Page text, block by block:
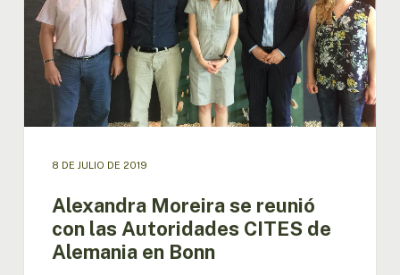
CITES
Alemania
Bonn
8 DE JULIO DE 2019
Alexandra Moreira se reunió
con las Autoridades CITES de
Alemania en Bonn